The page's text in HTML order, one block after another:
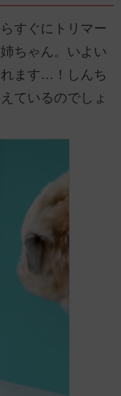
すぐにトリマー
ちゃん。いよい
ます…！しんち
ているのでしょ